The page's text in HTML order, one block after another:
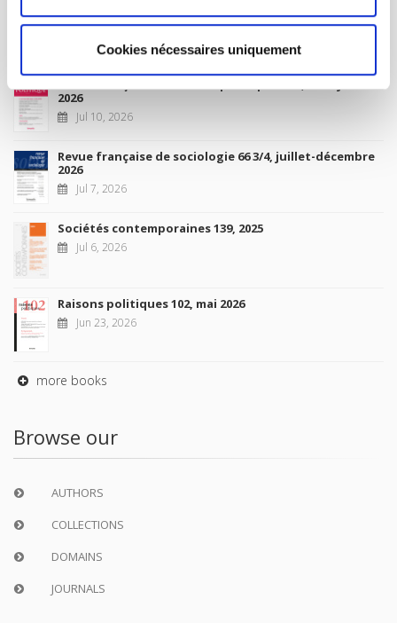
Cookies nécessaires uniquement
New Releases
2026
Jul 10, 2026
Revue française de sociologie 66 3/4, juillet-décembre
2026
Jul 7, 2026
Sociétés contemporaines 139, 2025
Jul 6, 2026
Raisons politiques 102, mai 2026
Jun 23, 2026
more books
Browse our
AUTHORS
COLLECTIONS
DOMAINS
JOURNALS